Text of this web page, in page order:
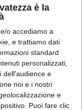
è la
o accediamo a
e trattiamo dati
standard
personalizzati,
dell'audience e
noi e i nostri
e
Puoi fare clic
milioni) circa 3
di trasformazione
“Soldi dei
di pochi” ha
“non firmate